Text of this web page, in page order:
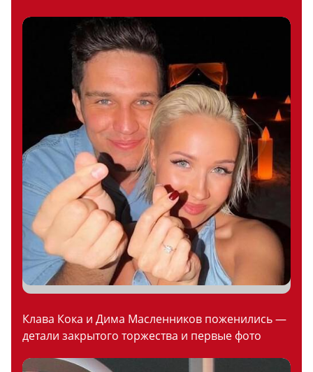
Клава Кока и Дима Масленников поженились —
детали закрытого торжества и первые фото